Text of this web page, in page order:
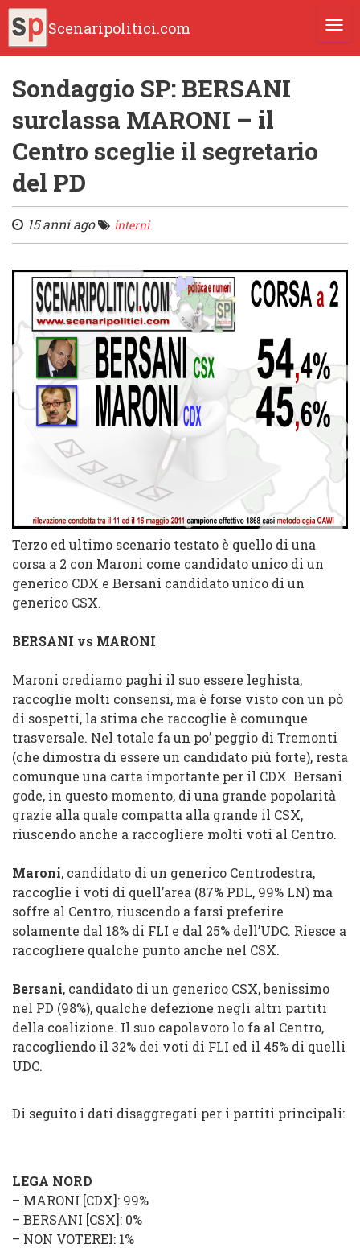
Scenaripolitici.com
Sondaggio SP: BERSANI
surclassa MARONI – il
Centro sceglie il segretario
del PD
15 anni ago interni
Terzo ed ultimo scenario testato è quello di una
corsa a 2 con Maroni come candidato unico di un
generico CDX e Bersani candidato unico di un
generico CSX.
BERSANI vs MARONI
Maroni crediamo paghi il suo essere leghista,
raccoglie molti consensi, ma è forse visto con un pò
di sospetti, la stima che raccoglie è comunque
trasversale. Nel totale fa un po’ peggio di Tremonti
(che dimostra di essere un candidato più forte), resta
comunque una carta importante per il CDX. Bersani
gode, in questo momento, di una grande popolarità
grazie alla quale compatta alla grande il CSX,
riuscendo anche a raccogliere molti voti al Centro.
Maroni, candidato di un generico Centrodestra,
raccoglie i voti di quell’area (87% PDL, 99% LN) ma
soffre al Centro, riuscendo a farsi preferire
solamente dal 18% di FLI e dal 25% dell’UDC. Riesce a
raccogliere qualche punto anche nel CSX.
Bersani, candidato di un generico CSX, benissimo
nel PD (98%), qualche defezione negli altri partiti
della coalizione. Il suo capolavoro lo fa al Centro,
raccogliendo il 32% dei voti di FLI ed il 45% di quelli
UDC.
Di seguito i dati disaggregati per i partiti principali:
LEGA NORD
– MARONI [CDX]: 99%
– BERSANI [CSX]: 0%
– NON VOTEREI: 1%